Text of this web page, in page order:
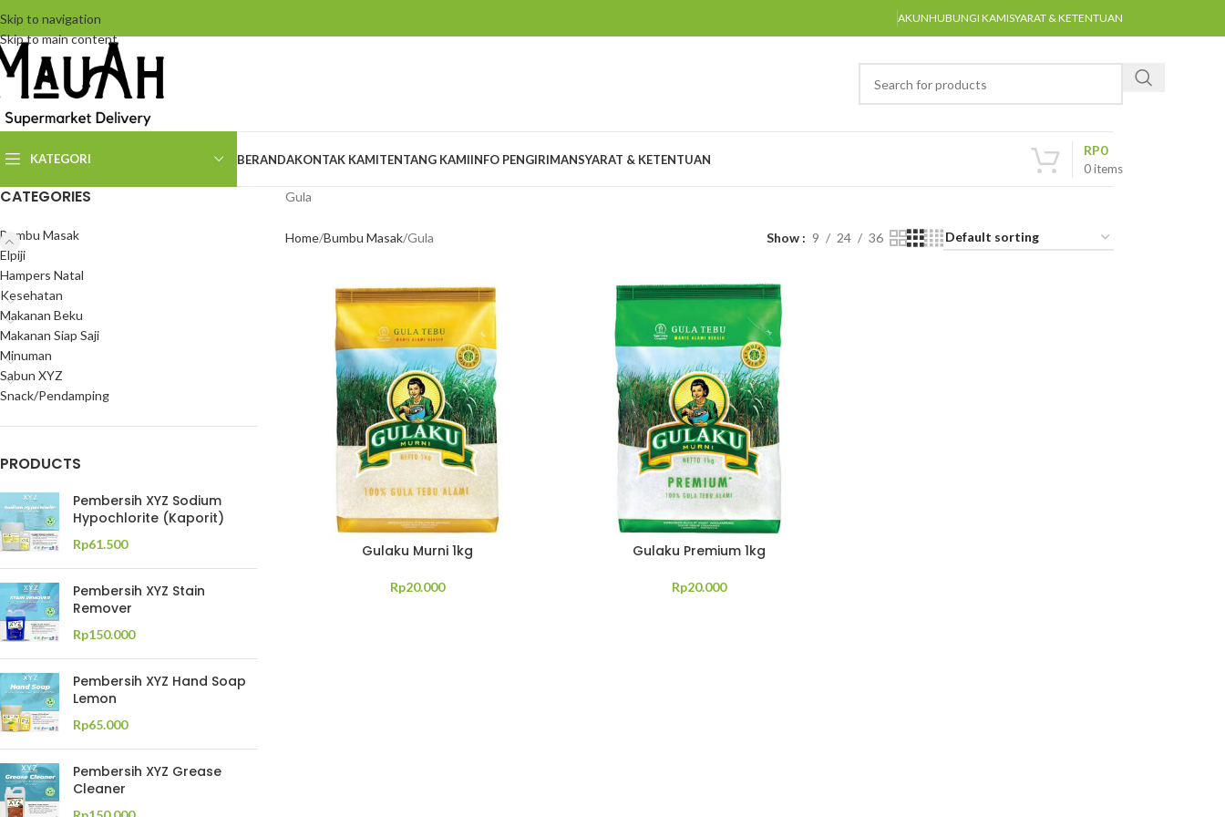
Skip to navigation
Skip to main content
AKUNHUBUNGI KAMISYARAT & KETENTUAN
KATEGORI BERANDAKONTAK KAMITENTANG KAMIINFO PENGIRIMANSYARAT & KETENTUAN
0items
RP0
CATEGORIES
Bumbu Masak
Elpiji
Hampers Natal
Kesehatan
Makanan Beku
Makanan Siap Saji
Minuman
Sabun XYZ
Snack/Pendamping
PRODUCTS
Pembersih XYZ Sodium
Hypochlorite (Kaporit)
Rp61.500
Pembersih XYZ Stain
Remover
Rp150.000
Pembersih XYZ Hand Soap
Lemon
Rp65.000
Pembersih XYZ Grease
Cleaner
Gula
Home Bumbu Masak Gula Show 9 24 36
Gulaku Murni 1kg
Rp20.000
Gulaku Premium 1kg
Rp20.000